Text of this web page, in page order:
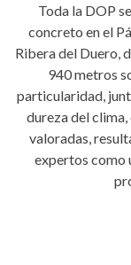
Toda la DOP
concreto en el
Ribera del Duero,
940 metros
particularidad,
dureza del
valoradas,
expertos como